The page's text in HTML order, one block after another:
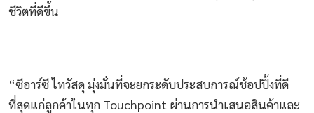
ชีวิตที่ดีขึ้น
“ซีอาร์ซี ไทวัสดุ มุ่งมั่นที่จะยกระดับประสบการณ์ช้อปปิ้งที่ดี
ที่สุดแก่ลูกค้าในทุก Touchpoint ผ่านการนำเสนอสินค้าและ